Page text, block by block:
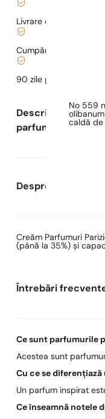
Livrare de la
Cumpărături și plăți
90 zile pentru a
Descrierea
parfumului
No 559
caldă de
Despre Parfumuri
Creăm Parfumuri
(până la 35%) și
Întrebări
Ce sunt parfumurile
Acestea sunt
Cu ce se
Un parfum inspirat
Ce înseamnă notele